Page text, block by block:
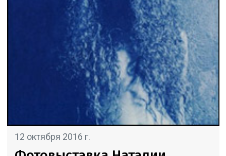
12 октября 2016 г.